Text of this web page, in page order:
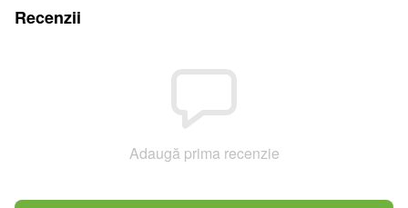
Recenzii
Adaugă prima recenzie